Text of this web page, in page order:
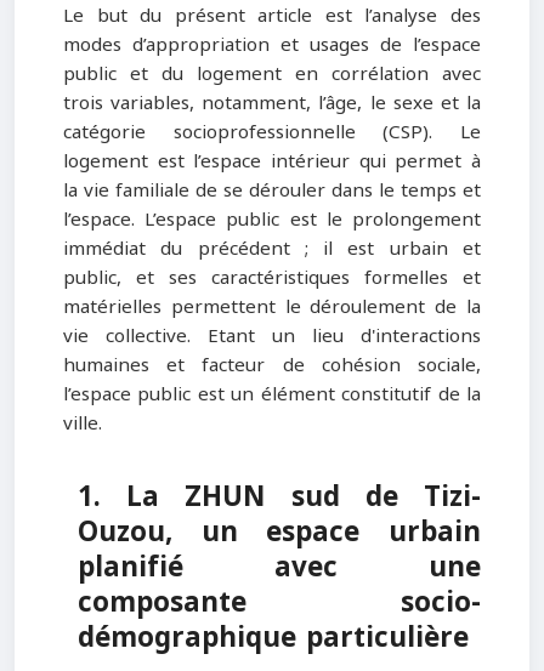
Le but du présent article est l’analyse des
modes d’appropriation et usages de l’espace
public et du logement en corrélation avec
trois variables, notamment, l’âge, le sexe et la
catégorie socioprofessionnelle (CSP). Le
logement est l’espace intérieur qui permet à
la vie familiale de se dérouler dans le temps et
l’espace. L’espace public est le prolongement
immédiat du précédent ; il est urbain et
public, et ses caractéristiques formelles et
matérielles permettent le déroulement de la
vie collective. Etant un lieu d'interactions
humaines et facteur de cohésion sociale,
l’espace public est un élément constitutif de la
ville.
1. La ZHUN sud de Tizi-
Ouzou, un espace urbain
planifié avec une
composante socio-
démographique particulière